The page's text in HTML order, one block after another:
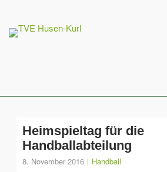
content
Heimspieltag für die
Handballabteilung
8. November 2016 Handball